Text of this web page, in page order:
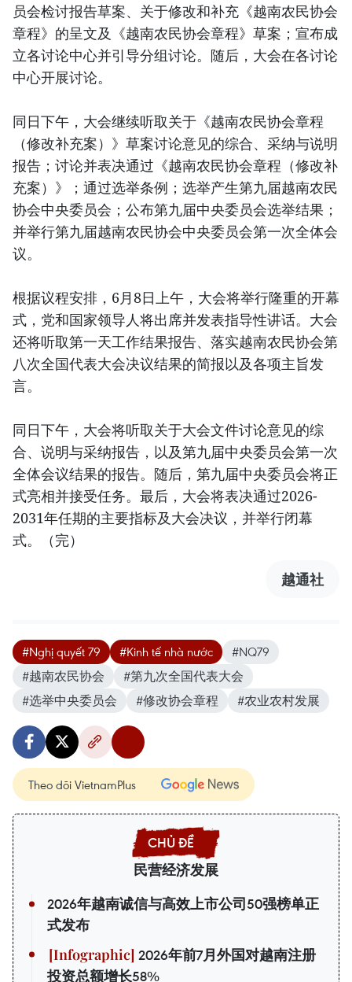
员会检讨报告草案、关于修改和补充《越南农民协会
章程》的呈文及《越南农民协会章程》草案；宣布成
立各讨论中心并引导分组讨论。随后，大会在各讨论
中心开展讨论。
同日下午，大会继续听取关于《越南农民协会章程
（修改补充案）》草案讨论意见的综合、采纳与说明
报告；讨论并表决通过《越南农民协会章程（修改补
充案）》；通过选举条例；选举产生第九届越南农民
协会中央委员会；公布第九届中央委员会选举结果；
并举行第九届越南农民协会中央委员会第一次全体会
议。
根据议程安排，6月8日上午，大会将举行隆重的开幕
式，党和国家领导人将出席并发表指导性讲话。大会
还将听取第一天工作结果报告、落实越南农民协会第
八次全国代表大会决议结果的简报以及各项主旨发
言。
同日下午，大会将听取关于大会文件讨论意见的综
合、说明与采纳报告，以及第九届中央委员会第一次
全体会议结果的报告。随后，第九届中央委员会将正
式亮相并接受任务。最后，大会将表决通过2026-
2031年任期的主要指标及大会决议，并举行闭幕
式。（完）
越通社
#Nghị quyết 79 #Kinh tế nhà nước
#NQ79
#越南农民协会
#第九次全国代表大会
#选举中央委员会
#修改协会章程 #农业农村发展
Theo dõi VietnamPlus
民营经济发展
2026年越南诚信与高效上市公司50强榜单正
式发布
2026年前7月外国对越南注册
投资总额增长58%